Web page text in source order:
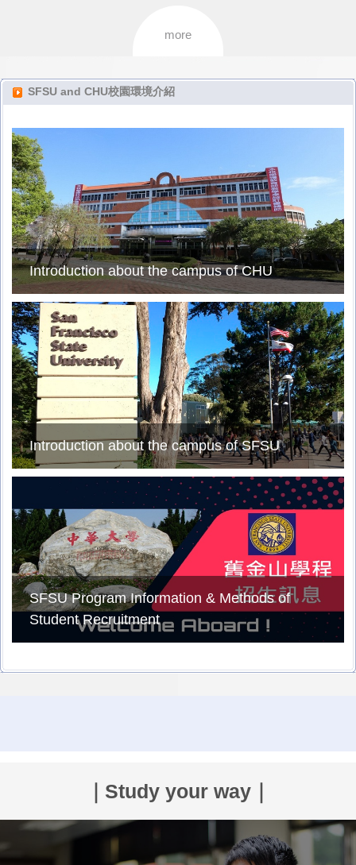
more
SFSU and CHU校園環境介紹
Introduction about the campus of CHU
Introduction about the campus of SFSU
SFSU Program Information & Methods of
Student Recruitment
｜Study your way｜